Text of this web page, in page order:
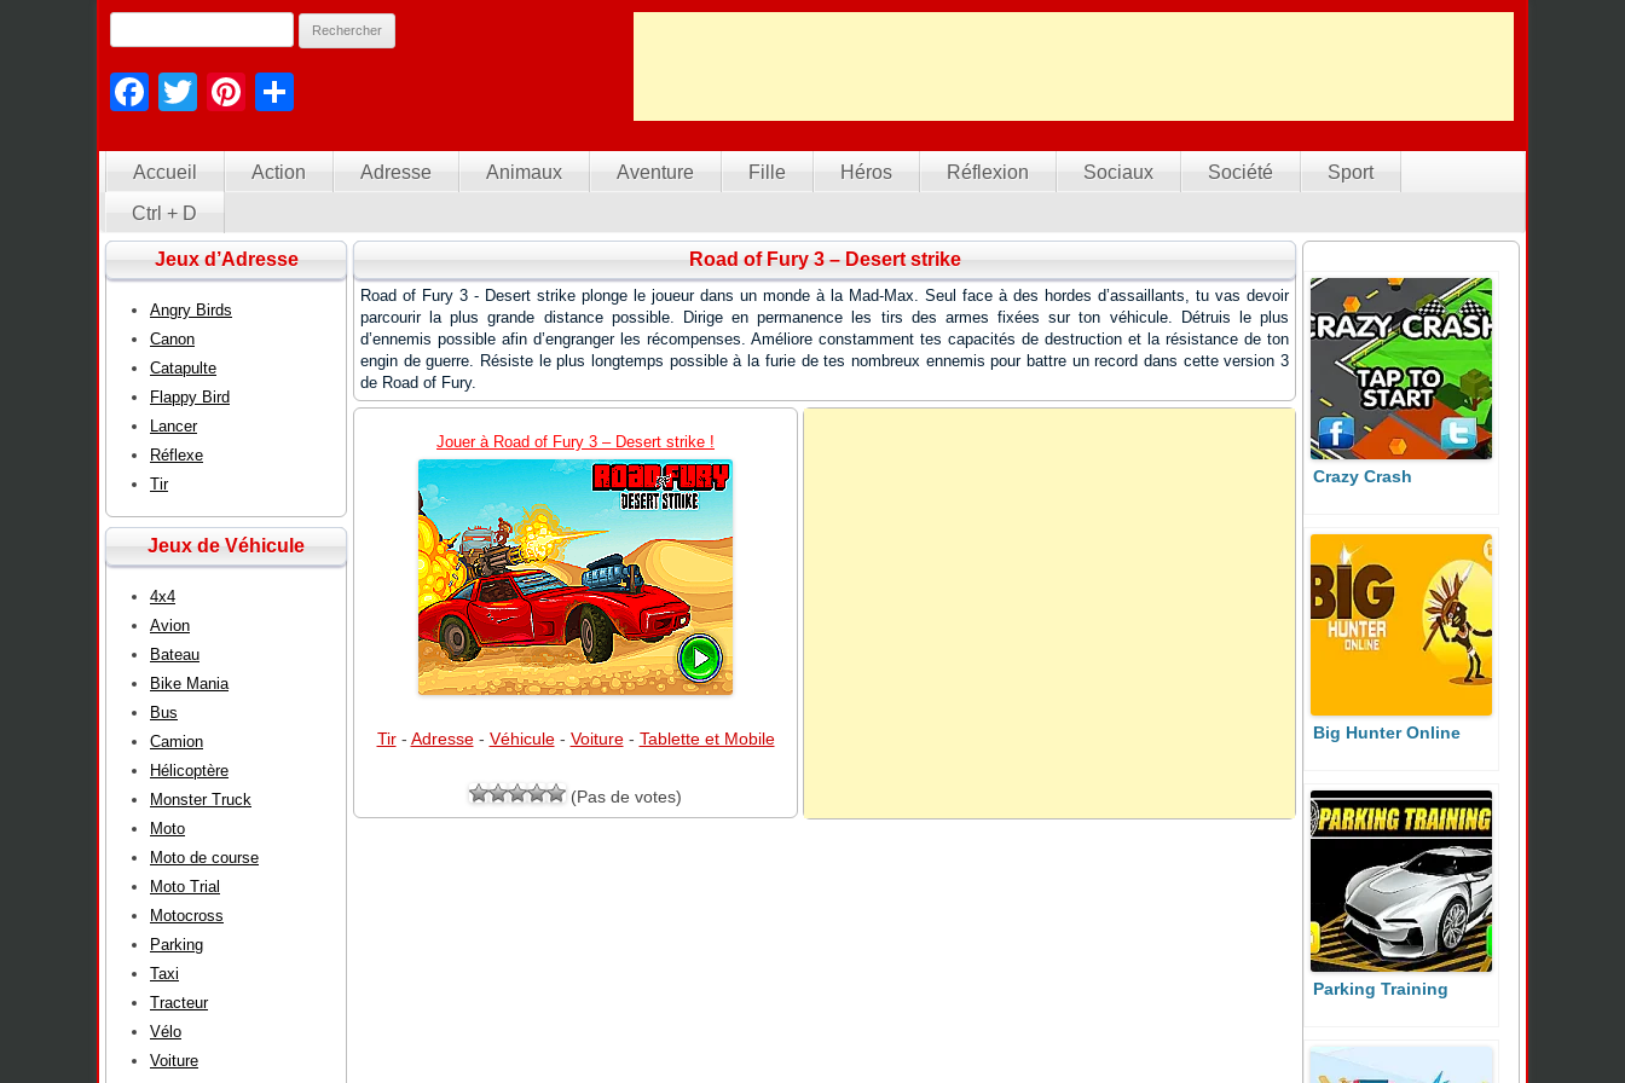
Facebook
TwitterPinterest
Accueil Action Adresse Animaux Aventure Fille Héros Réflexion Sociaux Société
Sport
Ctrl + D
Road of Fury 3 – Desert strike
Road of Fury 3 - Desert strike plonge le joueur dans un monde à la Mad-Max. Seul face à des hordes d’assaillants, tu vas devoir
parcourir la plus grande distance possible. Dirige en permanence les tirs des armes fixées sur ton véhicule. Détruis le plus
d’ennemis possible afin d’engranger les récompenses. Améliore constamment tes capacités de destruction et la résistance de ton
engin de guerre. Résiste le plus longtemps possible à la furie de tes nombreux ennemis pour battre un record dans cette version 3
de Road of Fury.
Jouer à Road of Fury 3 – Desert strike !
Tir- Adresse- Véhicule- Voiture- Tablette et Mobile
(Pas de votes)
Crazy Crash
Big Hunter Online
Parking Training
Jeux d’Adresse
Angry Birds
Canon
Catapulte
Flappy Bird
Lancer
Réflexe
Tir
Jeux de Véhicule
4x4
Avion
Bateau
Bike Mania
Bus
Camion
Hélicoptère
Monster Truck
Moto
Moto de course
Moto Trial
Motocross
Parking
Taxi
Tracteur
Vélo
Voiture